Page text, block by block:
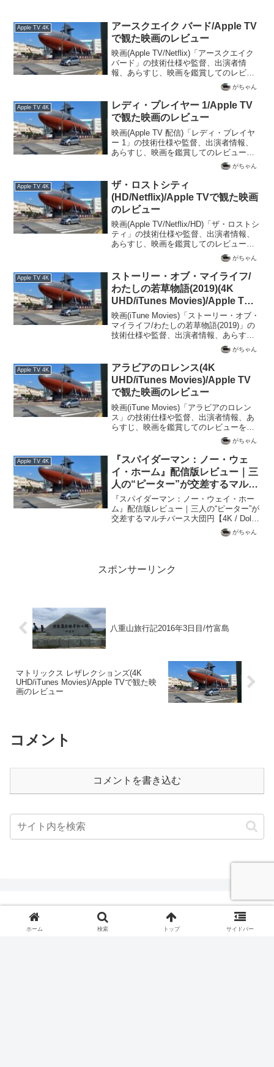
Apple TV 4K
アースクエイク バード/Apple TV
で観た映画のレビュー
映画(Apple TV/Netflix)「アースクエイク
バード」の技術仕様や監督、出演者情
報、あらすじ、映画を鑑賞してのレビュ
がちゃん
Apple TV 4K
レディ・プレイヤー 1/Apple TV
で観た映画のレビュー
映画(Apple TV 配信)「レディ・プレイヤ
ー 1」の技術仕様や監督、出演者情報、
あらすじ、映画を鑑賞してのレビューを
がちゃん
Apple TV 4K
ザ・ロストシティ
(HD/Netflix)/Apple TVで観た映画
のレビュー
映画(Apple TV/Netflix/HD)「ザ・ロストシ
ティ」の技術仕様や監督、出演者情報、
あらすじ、映画を鑑賞してのレビューを
がちゃん
Apple TV 4K
ストーリー・オブ・マイライフ/
わたしの若草物語(2019)(4K
UHD/iTunes Movies)/Apple TV
で観た映画のレビュー
映画(iTune Movies)「ストーリー・オブ・
マイライフ/わたしの若草物語(2019)」の
技術仕様や監督、出演者情報、あらす
じ、映画を鑑賞してのレビューを記載がちゃん
Apple TV 4K
アラビアのロレンス(4K
UHD/iTunes Movies)/Apple TV
で観た映画のレビュー
映画(iTune Movies)「アラビアのロレン
ス」の技術仕様や監督、出演者情報、あ
らすじ、映画を鑑賞してのレビューを記
がちゃん
Apple TV 4K
『スパイダーマン：ノー・ウェ
イ・ホーム』配信版レビュー｜三
人の“ピーター”が交差するマルチ
バース大団円【4K / Dolby Vision
/ Atmos】
『スパイダーマン：ノー・ウェイ・ホー
ム』配信版レビュー｜三人の“ピーター”が
交差するマルチバース大団円【4K / Dolby
Vision / Atmos】MCU版スパイダーマン
三部作の集大成。正体露呈の代償から始
がちゃん
スポンサーリンク
八重山旅行記2016年3日目/竹富島
マトリックス レザレクションズ(4K
UHD/iTunes Movies)/Apple TVで観た映
画のレビュー
コメント
コメントを書き込む
がちゃんの部屋~映画と旅行の偏愛
ホーム 検索 トップ サイドバー